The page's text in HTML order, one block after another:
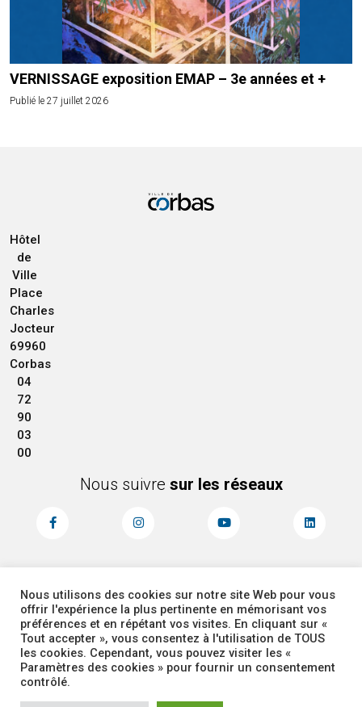
VERNISSAGE exposition EMAP – 3e années et +
Publié le 27 juillet 2026
Hôtel
de
Ville
Place
Charles
Jocteur
69960
Corbas
04
72
90
03
00
Nous suivre sur les réseaux
MENTIONS LÉGALES
PLAN DU SITE
ACCESSIBILITÉ
ADMINISTRATEUR
COOKIES
Nous utilisons des cookies sur notre site Web pour vous
offrir l'expérience la plus pertinente en mémorisant vos
préférences et en répétant vos visites. En cliquant sur «
Tout accepter », vous consentez à l'utilisation de TOUS
les cookies. Cependant, vous pouvez visiter les «
Paramètres des cookies » pour fournir un consentement
contrôlé.